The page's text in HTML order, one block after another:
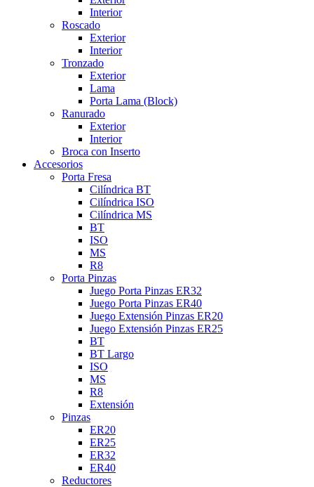
Interior
Roscado
Exterior
Interior
Tronzado
Exterior
Lama
Porta Lama (Block)
Ranurado
Exterior
Interior
Broca con Inserto
Accesorios
Porta Fresa
Cilíndrica BT
Cilíndrica ISO
Cilíndrica MS
BT
ISO
MS
R8
Porta Pinzas
Juego Porta Pinzas ER32
Juego Porta Pinzas ER40
Juego Extensión Pinzas ER20
Juego Extensión Pinzas ER25
BT
BT Largo
ISO
MS
R8
Extensión
Pinzas
ER20
ER25
ER32
ER40
Reductores